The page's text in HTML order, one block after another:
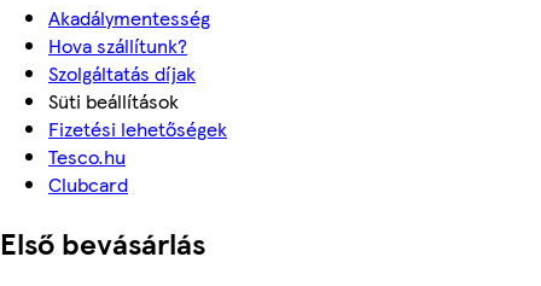
Akadálymentesség
Hova szállítunk?
Szolgáltatás díjak
Süti beállítások
Fizetési lehetőségek
Tesco.hu
Clubcard
Első bevásárlás